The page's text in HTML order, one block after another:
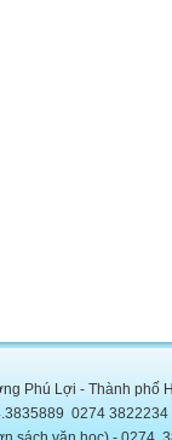
Phú Lợi - Thành phố
0274